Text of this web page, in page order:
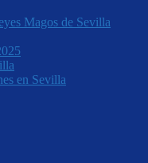
Magos de Sevilla
en Sevilla